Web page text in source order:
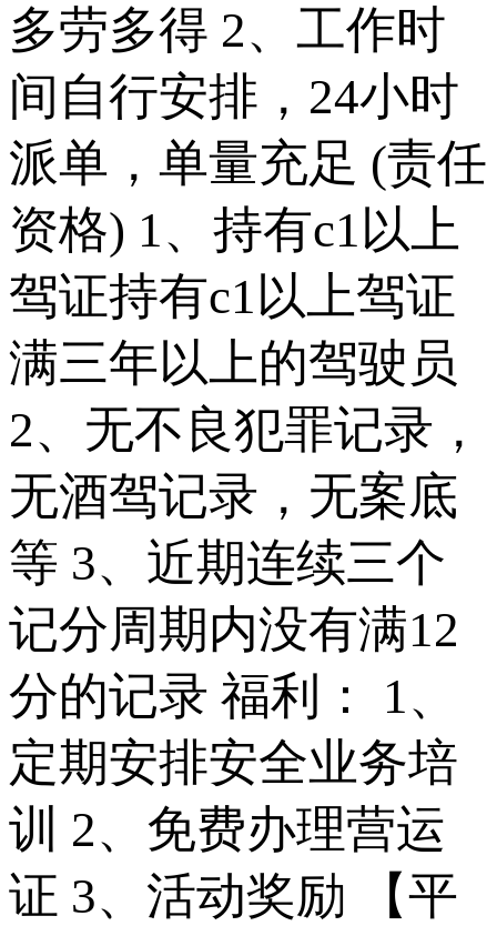
多劳多得 2、工作时
间自行安排，24小时
派单，单量充足 (责任
资格) 1、持有c1以上
驾证持有c1以上驾证
满三年以上的驾驶员
2、无不良犯罪记录，
无酒驾记录，无案底
等 3、近期连续三个
记分周期内没有满12
分的记录 福利： 1、
定期安排安全业务培
训 2、免费办理营运
证 3、活动奖励 【平